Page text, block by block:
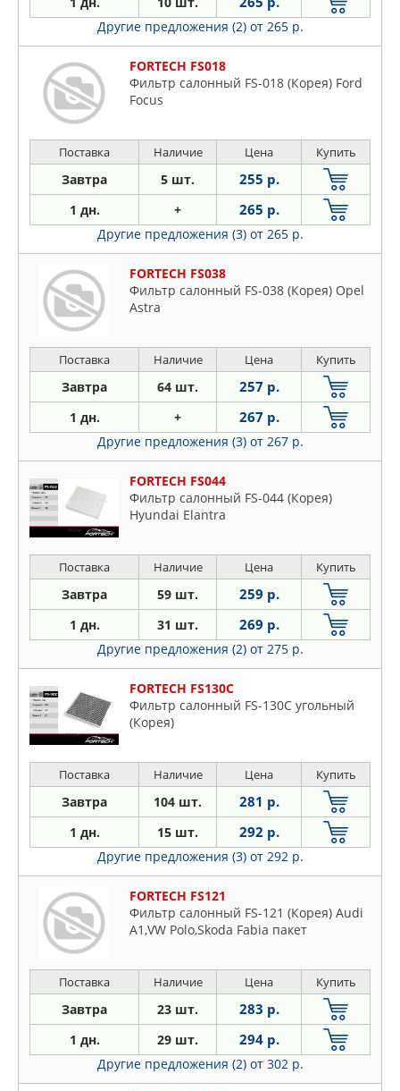
Другие предложения (2) от 265 р.
FORTECH FS018
Фильтр салонный FS-018 (Корея) Ford
Focus
Поставка Наличие Цена Купить
Завтра 5 шт. 255 р.
1 дн. + 265 р.
Другие предложения (3) от 265 р.
FORTECH FS038
Фильтр салонный FS-038 (Корея) Opel
Astra
Поставка Наличие Цена Купить
Завтра 64 шт. 257 р.
1 дн. + 267 р.
Другие предложения (3) от 267 р.
FORTECH FS044
Фильтр салонный FS-044 (Корея)
Hyundai Elantra
Поставка Наличие Цена Купить
Завтра 59 шт. 259 р.
1 дн. 31 шт. 269 р.
Другие предложения (2) от 275 р.
FORTECH FS130C
Фильтр салонный FS-130C угольный
(Корея)
Поставка Наличие Цена Купить
Завтра 104 шт. 281 р.
1 дн. 15 шт. 292 р.
Другие предложения (3) от 292 р.
FORTECH FS121
Фильтр салонный FS-121 (Корея) Audi
A1,VW Polo,Skoda Fabia пакет
Поставка Наличие Цена Купить
Завтра 23 шт. 283 р.
1 дн. 29 шт. 294 р.
Другие предложения (2) от 302 р.